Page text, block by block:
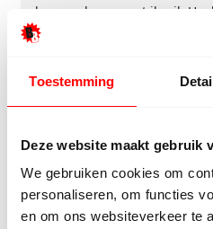
Toestemming
Deze website maakt gebruik
We gebruiken cookies om
personaliseren, om functies
en om ons websiteverkeer te
kunnen kopen wat ik wil.
meedenkend en